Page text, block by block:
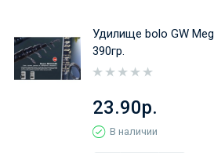
Удилище bolo GW
390гр.
23.90р.
В наличии